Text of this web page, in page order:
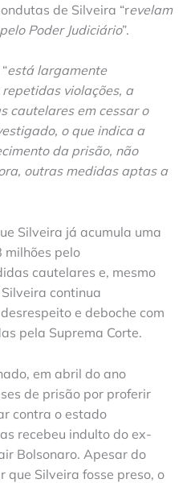
de Silveira “revelam
Poder Judiciário”.
está largamente
violações, a
cautelares em cessar o
o que indica a
da prisão, não
outras medidas aptas a
Silveira já acumula uma
milhões pelo
cautelares e, mesmo
continua
e deboche com
pela Suprema Corte.
em abril do ano
de prisão por proferir
contra o estado
recebeu indulto do ex-
Bolsonaro. Apesar do
Silveira fosse preso, o